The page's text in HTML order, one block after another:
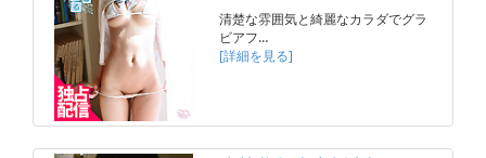
清楚な雰囲気と綺麗なカラダでグラ
ビアフ…
[詳細を見る]